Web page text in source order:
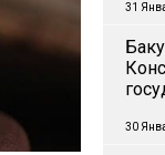
31
30